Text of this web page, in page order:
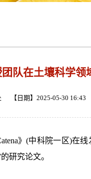
队在土壤科学
【日期】2025-05-30 16:43
》(中科院一区)在线
研究论文。